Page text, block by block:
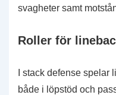
svagheter samt
Roller för
I stack defense
både i löpstöd och